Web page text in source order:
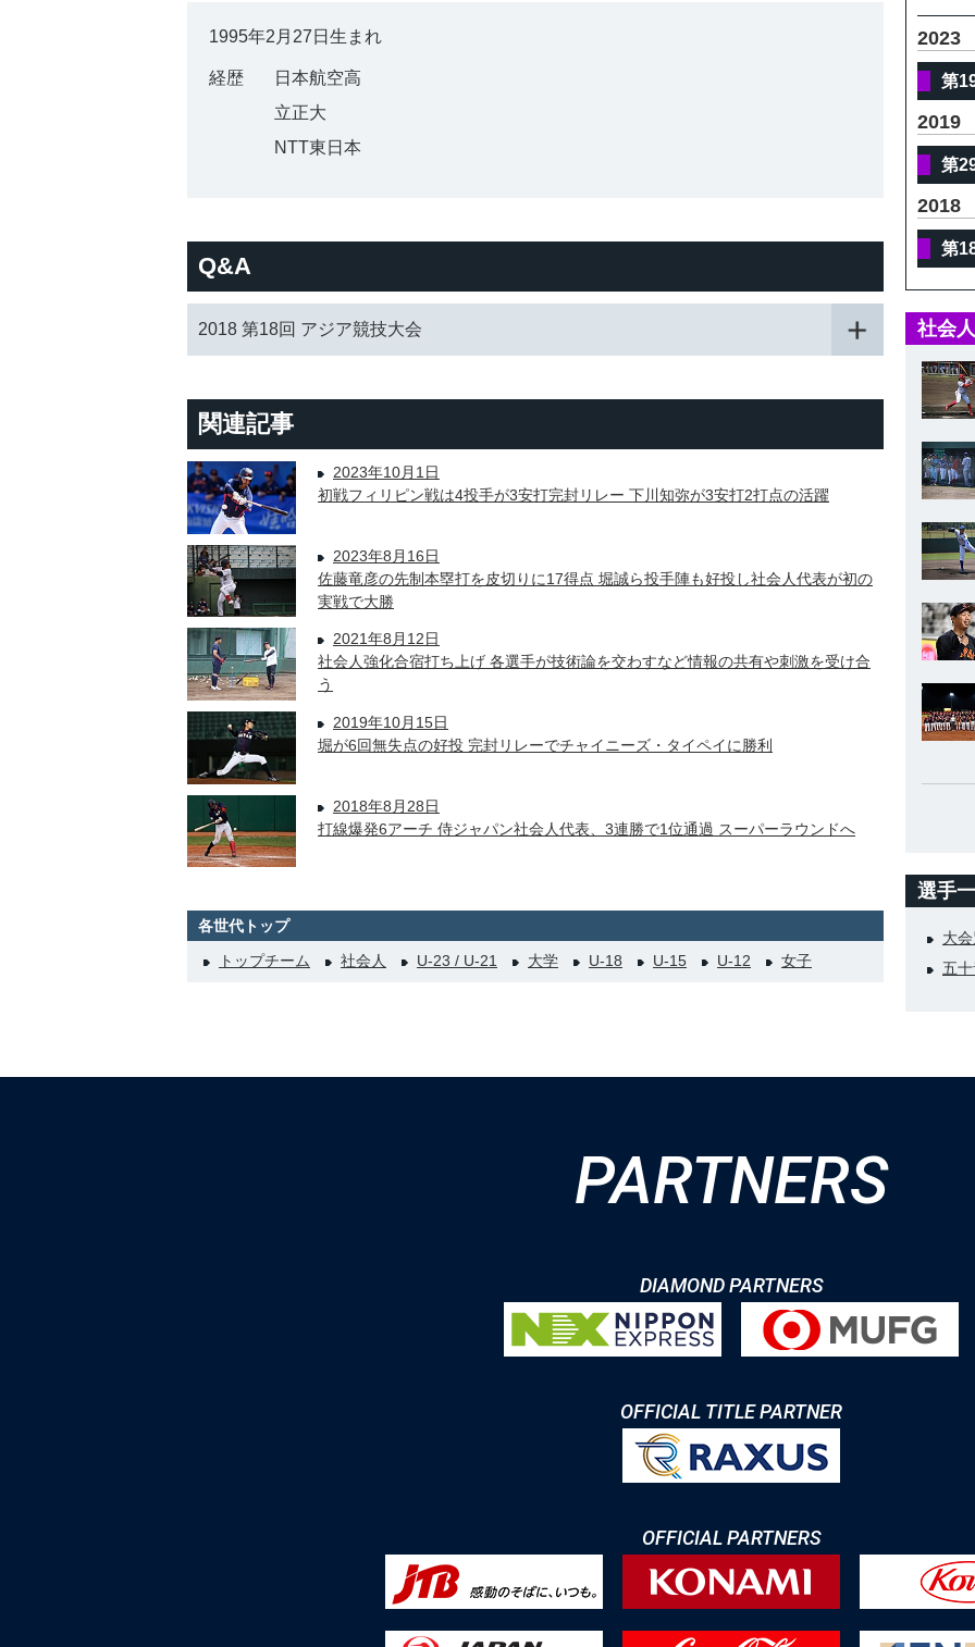
1995年2月27日生まれ
経歴
日本航空高
立正大
NTT東日本
Q&A
2018 第18回 アジア競技大会
関連記事
2023年10月1日
初戦フィリピン戦は4投手が3安打完封リレー 下川知弥が3安打2打点の活躍
2023年8月16日
佐藤竜彦の先制本塁打を皮切りに17得点 堀誠ら投手陣も好投し社会人代表が初の
実戦で大勝
2021年8月12日
社会人強化合宿打ち上げ 各選手が技術論を交わすなど情報の共有や刺激を受け合
う
2019年10月15日
堀が6回無失点の好投 完封リレーでチャイニーズ・タイペイに勝利
2018年8月28日
打線爆発6アーチ 侍ジャパン社会人代表、3連勝で1位通過 スーパーラウンドへ
各世代トップ
トップチーム
社会人 U-23 / U-21 大学 U-18 U-15 U-12 女子
2023
第
2019
第
2018
第
社会
選手
大
五
PARTNERS
DIAMOND PARTNERS
OFFICIAL TITLE PARTNER
OFFICIAL PARTNERS